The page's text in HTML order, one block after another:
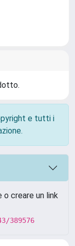
e tutti i
creare un link
389576